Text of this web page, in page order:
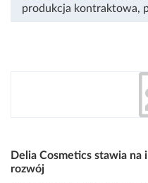
produkcja kontraktowa,
Delia Cosmetics stawia
rozwój